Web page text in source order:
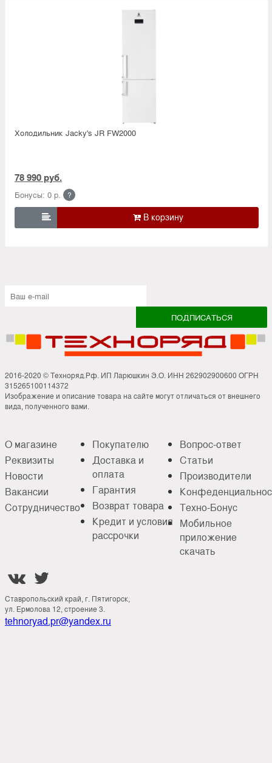
Холодильник Jacky's JR FW2000
78 990 руб.
Бонусы: 0 р. ?

2016-2020 © Техноряд.Рф. ИП Ларюшкин Э.О. ИНН 262902900600 ОГРН
315265100114372
Изображение и описание товара на сайте могут отличаться от внешнего
вида, полученного вами.
О магазине
Реквизиты
Новости
Вакансии
Сотрудничество
Покупателю
Доставка и
оплата
Гарантия
Возврат товара
Кредит и условия
рассрочки
Вопрос-ответ
Статьи
Производители
Техно-Бонус
Мобильное
приложение
скачать
 
Ставропольский край, г. Пятигорск,
ул. Ермолова 12, строение 3.
tehnoryad.pr@yandex.ru